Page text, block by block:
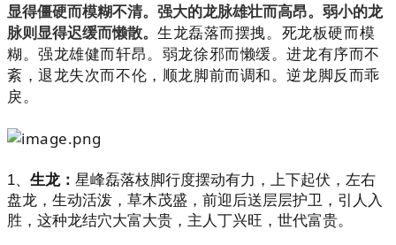
显得僵硬而模糊不清。强大的龙脉雄壮而高昂。弱小的龙
脉则显得迟缓而懒散。 生龙磊落而摆拽。死龙板硬而模
糊。强龙雄健而轩昂。弱龙徐邪而懒缓。进龙有序而不
紊，退龙失次而不伦，顺龙脚前而调和。逆龙脚反而乖
戾。
1、 生龙： 星峰磊落枝脚行度摆动有力，上下起伏，左右
盘龙，生动活泼，草木茂盛，前迎后送层层护卫，引人入
胜，这种龙结穴大富大贵，主人丁兴旺，世代富贵。